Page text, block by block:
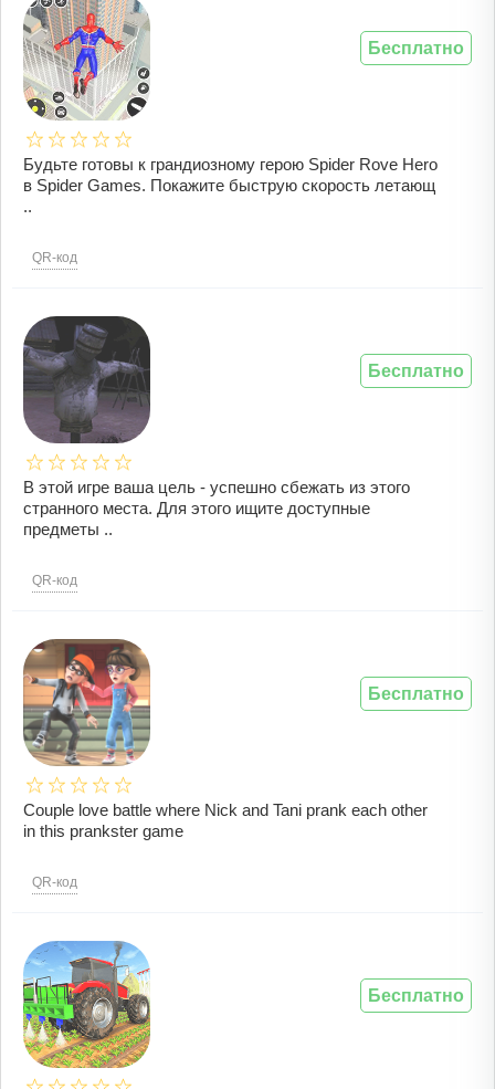
Будьте готовы к грандиозному герою Spider Rove Hero
в Spider Games. Покажите быструю скорость летающ
..
QR-код
Бесплатно
В этой игре ваша цель - успешно сбежать из этого
странного места. Для этого ищите доступные
предметы ..
QR-код
Бесплатно
Couple love battle where Nick and Tani prank each other
in this prankster game
QR-код
Бесплатно
Бесплатно